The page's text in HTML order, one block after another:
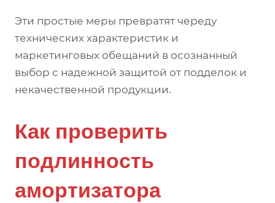
Эти простые меры превратят череду
технических характеристик и
маркетинговых обещаний в осознанный
выбор с надежной защитой от подделок и
некачественной продукции.
Как проверить
подлинность
амортизатора